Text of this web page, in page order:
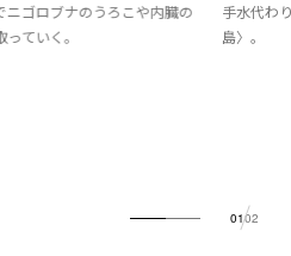
ニゴロブナのうろこや内臓の
ていく。
手水代わ
島〉。
0102